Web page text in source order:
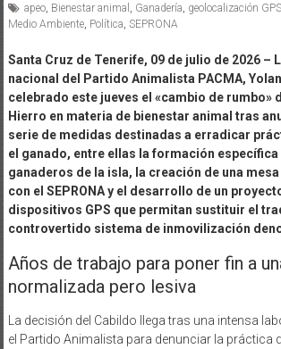
apeo, Bienestar animal Ganadería geolocalización GPS
Medio Ambiente, Política SEPRONA
Santa Cruz de Tenerife, 09 de julio de 2026 –
nacional del Partido Animalista PACMA,
celebrado este jueves el «cambio de rumbo»
Hierro en materia de bienestar animal tras
serie de medidas destinadas a erradicar
el ganado, entre ellas la formación
ganaderos de la isla, la creación de una
con el SEPRONA y el desarrollo de un
dispositivos GPS que permitan sustituir el
controvertido sistema de inmovilización
Años de trabajo para poner fin a
normalizada pero lesiva
La decisión del Cabildo llega tras una intensa
el Partido Animalista para denunciar la práctica